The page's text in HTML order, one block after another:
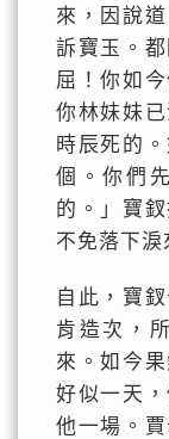
來，因說
訴寶玉。
屈！你如
你林妹妹
時辰死的
個。你們
的。」寶
不免落下淚
自此，寶
肯造次，
來。如今
好似一天
他一場。